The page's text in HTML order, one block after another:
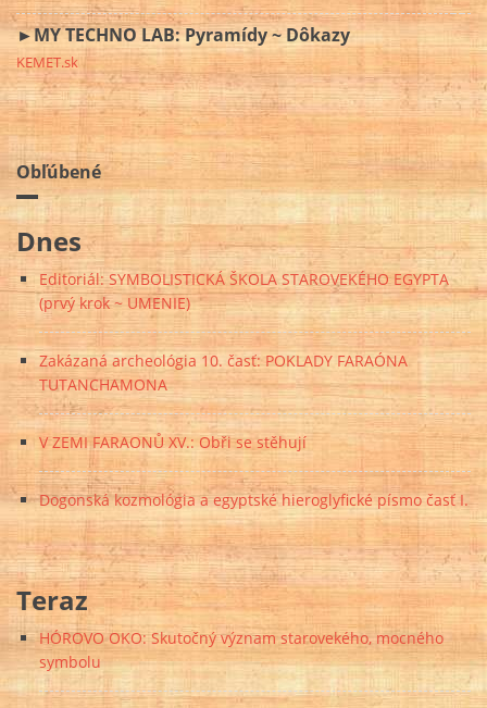
►MY TECHNO LAB: Pyramídy ~ Dôkazy
KEMET.sk
Obľúbené
Dnes
Editoriál: SYMBOLISTICKÁ ŠKOLA STAROVEKÉHO EGYPTA
(prvý krok ~ UMENIE)
Zakázaná archeológia 10. časť: POKLADY FARAÓNA
TUTANCHAMONA
V ZEMI FARAONŮ XV.: Obři se stěhují
Dogonská kozmológia a egyptské hieroglyfické písmo časť I.
Teraz
HÓROVO OKO: Skutočný význam starovekého, mocného
symbolu